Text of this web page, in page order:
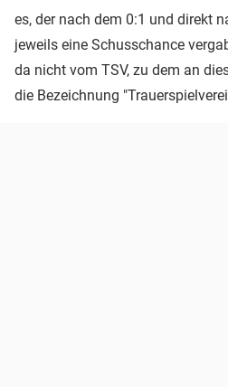
es, der nach dem 0:1 und direkt
jeweils eine Schusschance
da nicht vom TSV, zu dem an
die Bezeichnung